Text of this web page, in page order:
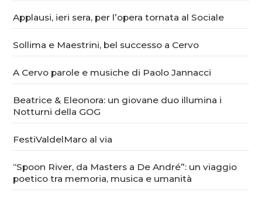
Applausi, ieri sera, per l’opera tornata al Sociale
Sollima e Maestrini, bel successo a Cervo
A Cervo parole e musiche di Paolo Jannacci
Beatrice & Eleonora: un giovane duo illumina i
Notturni della GOG
FestiValdelMaro al via
“Spoon River, da Masters a De André”: un viaggio
poetico tra memoria, musica e umanità